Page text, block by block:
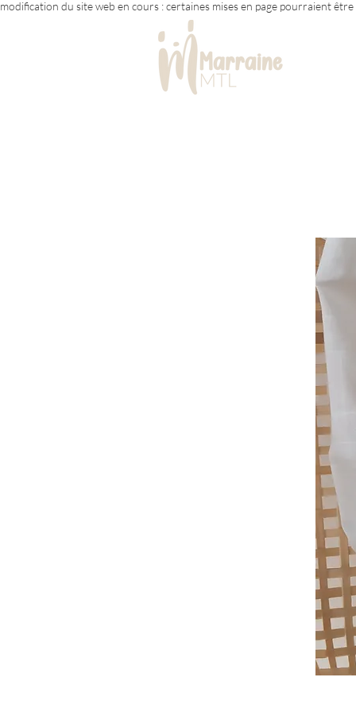
modification du site web en cours : certaines mises en page pourraient